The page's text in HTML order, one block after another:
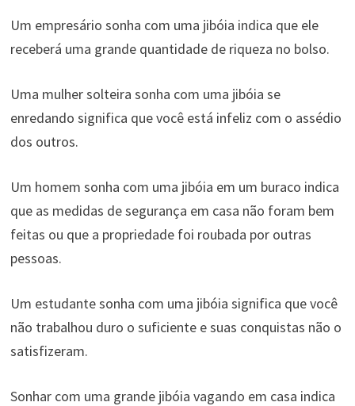
Um empresário sonha com uma jibóia indica que ele
receberá uma grande quantidade de riqueza no bolso.
Uma mulher solteira sonha com uma jibóia se
enredando significa que você está infeliz com o assédio
dos outros.
Um homem sonha com uma jibóia em um buraco indica
que as medidas de segurança em casa não foram bem
feitas ou que a propriedade foi roubada por outras
pessoas.
Um estudante sonha com uma jibóia significa que você
não trabalhou duro o suficiente e suas conquistas não o
satisfizeram.
Sonhar com uma grande jibóia vagando em casa indica